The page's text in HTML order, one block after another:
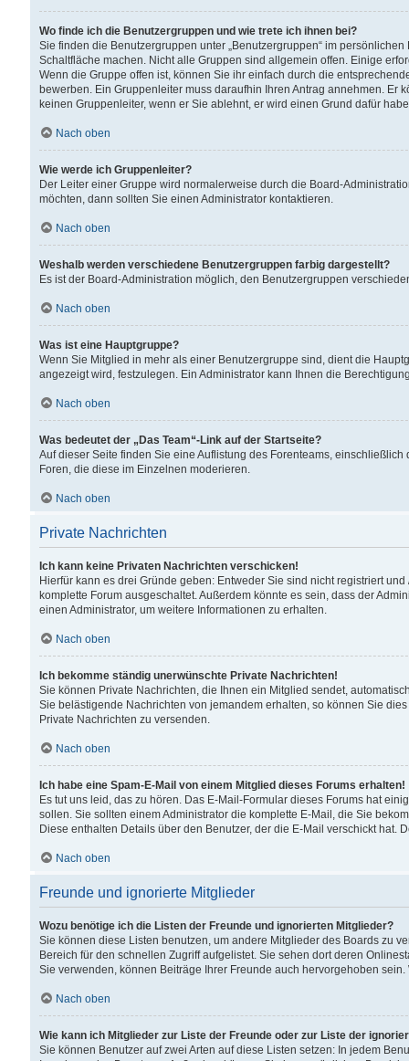
Wo finde ich die Benutzergruppen und wie trete ich ihnen bei?
Sie finden die Benutzergruppen unter „Benutzergruppen“ im
Schaltfläche machen. Nicht alle Gruppen sind allgemein offen. Einige
Wenn die Gruppe offen ist, können Sie ihr einfach durch die
bewerben. Ein Gruppenleiter muss daraufhin Ihren Antrag annehmen.
keinen Gruppenleiter, wenn er Sie ablehnt, er wird einen Grund dafür
Nach oben
Wie werde ich Gruppenleiter?
Der Leiter einer Gruppe wird normalerweise durch die Board-
möchten, dann sollten Sie einen Administrator kontaktieren.
Nach oben
Weshalb werden verschiedene Benutzergruppen farbig dargestellt?
Es ist der Board-Administration möglich, den Benutzergruppen
Nach oben
Was ist eine Hauptgruppe?
Wenn Sie Mitglied in mehr als einer Benutzergruppe sind, dient die
angezeigt wird, festzulegen. Ein Administrator kann Ihnen die
Nach oben
Was bedeutet der „Das Team“-Link auf der Startseite?
Auf dieser Seite finden Sie eine Auflistung des Forenteams,
Foren, die diese im Einzelnen moderieren.
Nach oben
Private Nachrichten
Ich kann keine Privaten Nachrichten verschicken!
Hierfür kann es drei Gründe geben: Entweder Sie sind nicht registriert
komplette Forum ausgeschaltet. Außerdem könnte es sein, dass der
einen Administrator, um weitere Informationen zu erhalten.
Nach oben
Ich bekomme ständig unerwünschte Private Nachrichten!
Sie können Private Nachrichten, die Ihnen ein Mitglied sendet,
Sie belästigende Nachrichten von jemandem erhalten, so können Sie
Private Nachrichten zu versenden.
Nach oben
Ich habe eine Spam-E-Mail von einem Mitglied dieses Forums erhalten!
Es tut uns leid, das zu hören. Das E-Mail-Formular dieses Forums hat
sollen. Sie sollten einem Administrator die komplette E-Mail, die Sie
Diese enthalten Details über den Benutzer, der die E-Mail verschickt hat.
Nach oben
Freunde und ignorierte Mitglieder
Wozu benötige ich die Listen der Freunde und ignorierten Mitglieder?
Sie können diese Listen benutzen, um andere Mitglieder des Boards zu
Bereich für den schnellen Zugriff aufgelistet. Sie sehen dort deren
Sie verwenden, können Beiträge Ihrer Freunde auch hervorgehoben
Nach oben
Wie kann ich Mitglieder zur Liste der Freunde oder zur Liste der
Sie können Benutzer auf zwei Arten auf diese Listen setzen: In jedem